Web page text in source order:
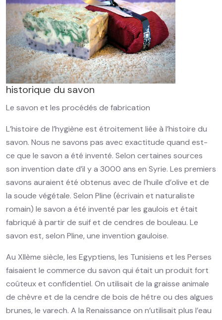
historique du savon
Le savon et les procédés de fabrication
L’histoire de l’hygiène est étroitement liée à l’histoire du
savon. Nous ne savons pas avec exactitude quand est-
ce que le savon a été inventé. Selon certaines sources
son invention date d’il y a 3000 ans en Syrie. Les premiers
savons auraient été obtenus avec de l’huile d’olive et de
la soude végétale. Selon Pline (écrivain et naturaliste
romain) le savon a été inventé par les gaulois et était
fabriqué à partir de suif et de cendres de bouleau. Le
savon est, selon Pline, une invention gauloise.
Au XIIème siècle, les Egyptiens, les Tunisiens et les Perses
faisaient le commerce du savon qui était un produit fort
coûteux et confidentiel. On utilisait de la graisse animale
de chèvre et de la cendre de bois de hêtre ou des algues
brunes, le varech. A la Renaissance on n’utilisait plus l’eau